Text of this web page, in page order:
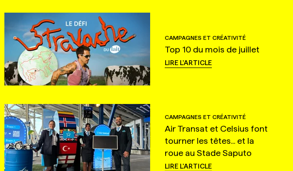
CAMPAGNES ET CRÉATIVITÉ
Top 10 du mois de juillet
LIRE L'ARTICLE
CAMPAGNES ET CRÉATIVITÉ
Air Transat et Celsius font
tourner les têtes... et la
roue au Stade Saputo
LIRE L'ARTICLE